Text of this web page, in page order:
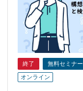
終了 無料セミナー
オンライン